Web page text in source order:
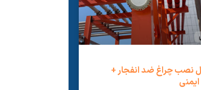
نصب چراغ ضد انفجار +